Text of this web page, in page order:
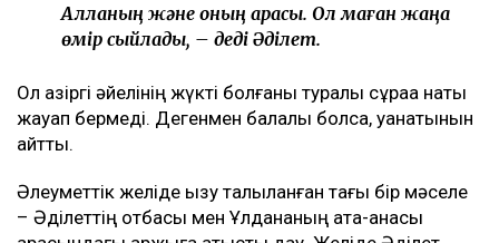
Алланың және оның арқасы. Ол маған жаңа
өмір сыйлады, – деді Әділет.
Ол қазіргі әйелінің жүкті болғаны туралы сұраққа нақты
жауап бермеді. Дегенмен балалы болса, қуанатынын
айтты.
Әлеуметтік желіде қызу талқыланған тағы бір мәселе
– Әділеттің отбасы мен Ұлдананың ата-анасы